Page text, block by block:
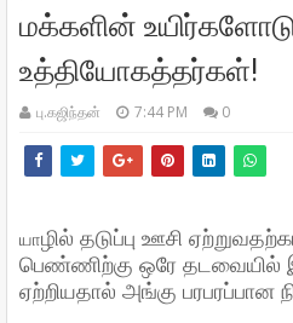
மக்களின்
உத்தியோகத்தர்கள்!
பு.கஜிந்தன் 7:44 PM 0
யாழில் தடுப்பு ஊசி
பெண்ணிற்கு ஒரே தடவையில்
ஏற்றியதால் அங்கு பரபரப்பான